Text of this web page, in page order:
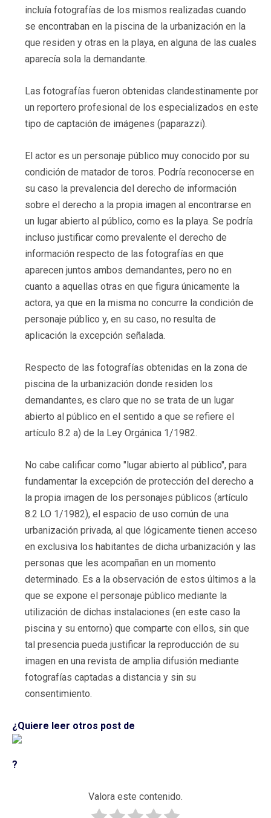
incluía fotografías de los mismos realizadas cuando
se encontraban en la piscina de la urbanización en la
que residen y otras en la playa, en alguna de las cuales
aparecía sola la demandante.
Las fotografías fueron obtenidas clandestinamente por
un reportero profesional de los especializados en este
tipo de captación de imágenes (paparazzi).
El actor es un personaje público muy conocido por su
condición de matador de toros. Podría reconocerse en
su caso la prevalencia del derecho de información
sobre el derecho a la propia imagen al encontrarse en
un lugar abierto al público, como es la playa. Se podría
incluso justificar como prevalente el derecho de
información respecto de las fotografías en que
aparecen juntos ambos demandantes, pero no en
cuanto a aquellas otras en que figura únicamente la
actora, ya que en la misma no concurre la condición de
personaje público y, en su caso, no resulta de
aplicación la excepción señalada.
Respecto de las fotografías obtenidas en la zona de
piscina de la urbanización donde residen los
demandantes, es claro que no se trata de un lugar
abierto al público en el sentido a que se refiere el
artículo 8.2 a) de la Ley Orgánica 1/1982.
No cabe calificar como "lugar abierto al público", para
fundamentar la excepción de protección del derecho a
la propia imagen de los personajes públicos (artículo
8.2 LO 1/1982), el espacio de uso común de una
urbanización privada, al que lógicamente tienen acceso
en exclusiva los habitantes de dicha urbanización y las
personas que les acompañan en un momento
determinado. Es a la observación de estos últimos a la
que se expone el personaje público mediante la
utilización de dichas instalaciones (en este caso la
piscina y su entorno) que comparte con ellos, sin que
tal presencia pueda justificar la reproducción de su
imagen en una revista de amplia difusión mediante
fotografías captadas a distancia y sin su
consentimiento.
¿Quiere leer otros post de
?
Valora este contenido.